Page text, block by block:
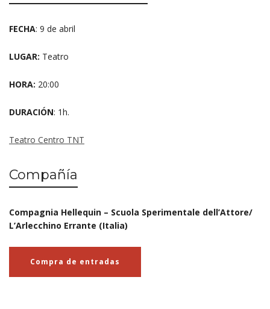
FECHA: 9 de abril
LUGAR: Teatro
HORA: 20:00
DURACIÓN: 1h.
Teatro Centro TNT
Compañía
Compagnia Hellequin – Scuola Sperimentale dell’Attore/
L’Arlecchino Errante (Italia)
Compra de entradas